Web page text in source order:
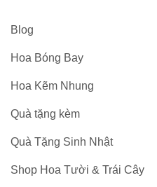
Blog
Hoa Bóng Bay
Hoa Kẽm Nhung
Quà tặng kèm
Quà Tặng Sinh Nhật
Shop Hoa Tười & Trái Cây